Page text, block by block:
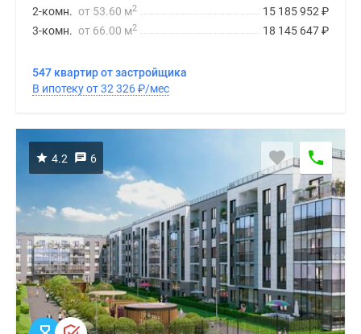
15 185 952 ₽
2-комн. от 53.60 м2
18 145 647₽
3-комн. от 66.00 м2
547 квартир от застройщика
В ипотеку от 32 326₽/мес
4.2 6